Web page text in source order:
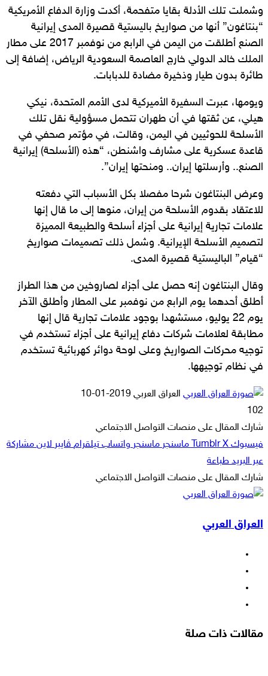
وشملت تلك الأدلة بقايا متفحمة، أكدت وزارة الدفاع الأمريكية
“بنتاغون” أنها من صواريخ باليستية قصيرة المدى إيرانية
الصنع أطلقت من اليمن في الرابع من نوفمبر 2017 على مطار
الملك خالد الدولي خارج العاصمة السعودية الرياض، إضافة إلى
طائرة بدون طيار وذخيرة مضادة للدبابات.
ويومها، عبرت السفيرة الأميركية لدى الأمم المتحدة، نيكي
هيلي، عن ثقتها في أن طهران تتحمل مسؤولية نقل تلك
الأسلحة للحوثيين في اليمن، وقالت، في مؤتمر صحفي في
قاعدة عسكرية على مشارف واشنطن، “هذه (الأسلحة) إيرانية
الصنع.. وأرسلتها إيران.. ومنحتها إيران”.
وعرض البنتاغون شرحا مفصلا بكل الأسباب التي دفعته
للاعتقاد بقدوم الأسلحة من إيران، منوها إلى ما قال إنها
علامات تجارية إيرانية على أجزاء أسلحة والطبيعة المميزة
لتصميم الأسلحة الإيرانية. وشمل ذلك تصميمات صواريخ
“قيام” الباليستية قصيرة المدى.
وقال البنتاغون إنه حصل على أجزاء لصاروخين من هذا الطراز
أطلق أحدهما يوم الرابع من نوفمبر على المطار وأطلق الآخر
يوم 22 يوليو، مستشهدا بوجود علامات تجارية قال إنها
مطابقة لعلامات شركات دفاع إيرانية على أجزاء تستخدم في
توجيه محركات الصواريخ وعلى لوحة دوائر كهربائية تستخدم
في نظام توجيهها.
العراق العربي أرسل
إلكترونيا
2019-01-10
102
شارك المقال على منصات التواصل الاجتماعي
فيسبوك ‫X ماسنجر ماسنجر واتساب تيلقرام ڤايبر لاين مشاركة
عبر البريد طباعة
شارك المقال على منصات التواصل الاجتماعي
فيسبوك
‫X
ماسنجر
ماسنجر
واتساب
تيلقرام
ڤايبر
لاين
مشاركة
البريد
طباعة
العراق العربي
مقالات ذات صلة